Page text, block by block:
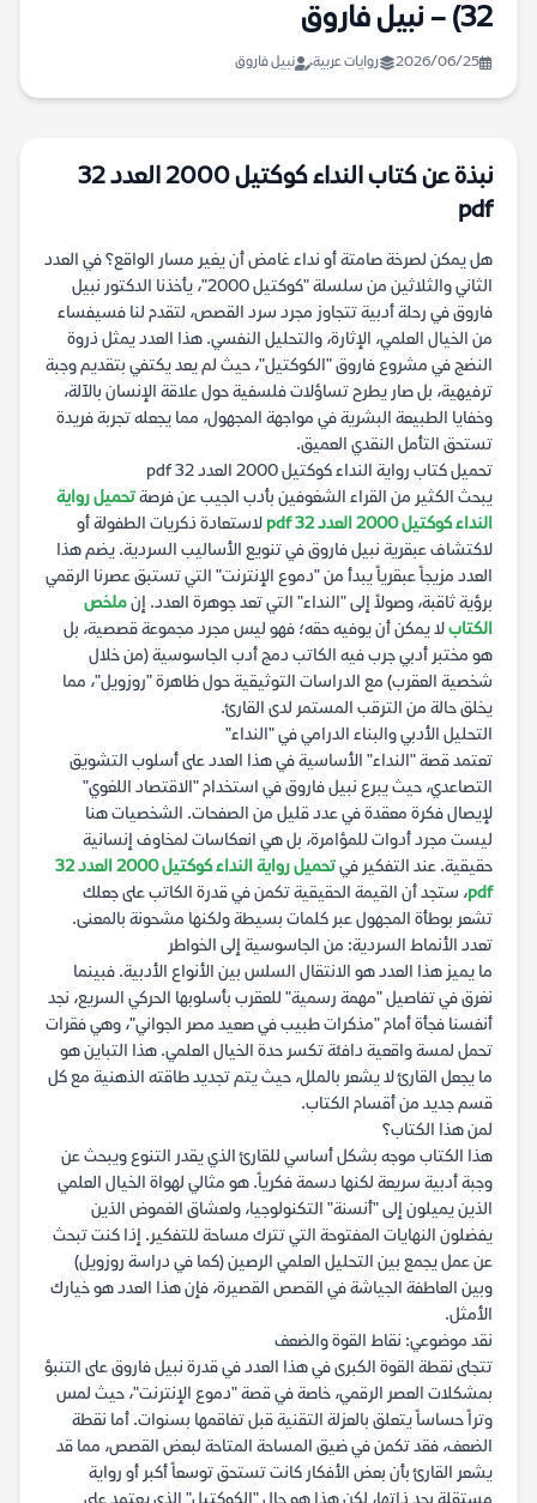
32) – نبيل فاروق
2026/06/25 روايات عربية نبيل فاروق
نبذة عن كتاب النداء كوكتيل 2000 العدد 32
pdf
هل يمكن لصرخة صامتة أو نداء غامض أن يغير مسار الواقع؟ في العدد
الثاني والثلاثين من سلسلة "كوكتيل 2000"، يأخذنا الدكتور نبيل
فاروق في رحلة أدبية تتجاوز مجرد سرد القصص، لتقدم لنا فسيفساء
من الخيال العلمي، الإثارة، والتحليل النفسي. هذا العدد يمثل ذروة
النضج في مشروع فاروق "الكوكتيل"، حيث لم يعد يكتفي بتقديم وجبة
ترفيهية، بل صار يطرح تساؤلات فلسفية حول علاقة الإنسان بالآلة،
وخفايا الطبيعة البشرية في مواجهة المجهول، مما يجعله تجربة فريدة
تستحق التأمل النقدي العميق.
تحميل كتاب رواية النداء كوكتيل 2000 العدد 32 pdf
يبحث الكثير من القراء الشغوفين بأدب الجيب عن فرصةتحميل رواية
النداء كوكتيل 2000 العدد 32 pdf
لاستعادة ذكريات الطفولة أو
لاكتشاف عبقرية نبيل فاروق في تنويع الأساليب السردية. يضم هذا
العدد مزيجاً عبقرياً يبدأ من "دموع الإنترنت" التي تستبق عصرنا الرقمي
برؤية ثاقبة، وصولاً إلى "النداء" التي تعد جوهرة العدد. إنملخص
الكتابلا يمكن أن يوفيه حقه؛ فهو ليس مجرد مجموعة قصصية، بل
هو مختبر أدبي جرب فيه الكاتب دمج أدب الجاسوسية (من خلال
شخصية العقرب) مع الدراسات التوثيقية حول ظاهرة "روزويل"، مما
يخلق حالة من الترقب المستمر لدى القارئ.
التحليل الأدبي والبناء الدرامي في "النداء"
تعتمد قصة "النداء" الأساسية في هذا العدد على أسلوب التشويق
التصاعدي، حيث يبرع نبيل فاروق في استخدام "الاقتصاد اللغوي"
لإيصال فكرة معقدة في عدد قليل من الصفحات. الشخصيات هنا
ليست مجرد أدوات للمؤامرة، بل هي انعكاسات لمخاوف إنسانية
حقيقية. عند التفكير في
تحميل رواية النداء كوكتيل 2000 العدد 32
pdf، ستجد أن القيمة الحقيقية تكمن في قدرة الكاتب على جعلك
تشعر بوطأة المجهول عبر كلمات بسيطة ولكنها مشحونة بالمعنى.
تعدد الأنماط السردية: من الجاسوسية إلى الخواطر
ما يميز هذا العدد هو الانتقال السلس بين الأنواع الأدبية. فبينما
نغرق في تفاصيل "مهمة رسمية" للعقرب بأسلوبها الحركي السريع، نجد
أنفسنا فجأة أمام "مذكرات طبيب في صعيد مصر الجواني"، وهي فقرات
تحمل لمسة واقعية دافئة تكسر حدة الخيال العلمي. هذا التباين هو
ما يجعل القارئ لا يشعر بالملل، حيث يتم تجديد طاقته الذهنية مع كل
قسم جديد من أقسام الكتاب.
لمن هذا الكتاب؟
هذا الكتاب موجه بشكل أساسي للقارئ الذي يقدر التنوع ويبحث عن
وجبة أدبية سريعة لكنها دسمة فكرياً. هو مثالي لهواة الخيال العلمي
الذين يميلون إلى "أنسنة" التكنولوجيا، ولعشاق الغموض الذين
يفضلون النهايات المفتوحة التي تترك مساحة للتفكير. إذا كنت تبحث
عن عمل يجمع بين التحليل العلمي الرصين (كما في دراسة روزويل)
وبين العاطفة الجياشة في القصص القصيرة، فإن هذا العدد هو خيارك
الأمثل.
نقد موضوعي: نقاط القوة والضعف
تتجلى نقطة القوة الكبرى في هذا العدد في قدرة نبيل فاروق على التنبؤ
بمشكلات العصر الرقمي، خاصة في قصة "دموع الإنترنت"، حيث لمس
وتراً حساساً يتعلق بالعزلة التقنية قبل تفاقمها بسنوات. أما نقطة
الضعف، فقد تكمن في ضيق المساحة المتاحة لبعض القصص، مما قد
يشعر القارئ بأن بعض الأفكار كانت تستحق توسعاً أكبر أو رواية